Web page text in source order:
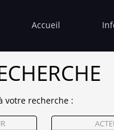
Accueil
votre recherche :